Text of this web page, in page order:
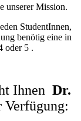
unserer Mission.
StudentInnen,
benötig eine in
oder 5 .
Ihnen Dr.
Verfügung: